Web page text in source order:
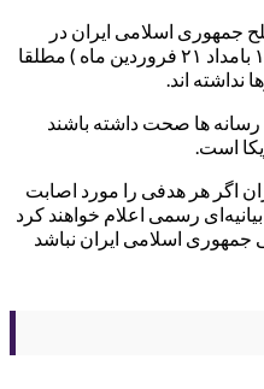
جمهوری اسلامی ایران در
ساعات آتش بس تا این ساعت (۱/۴۵ بامداد ۲۱ فروردین ماه ) مطلقا
نداشته اند‌.
ها صحت داشته باشند
است.
اگر هر هدفی را مورد اصابت
رسمی اعلام خواهند کرد‌
جمهوری اسلامی ایران نباشد